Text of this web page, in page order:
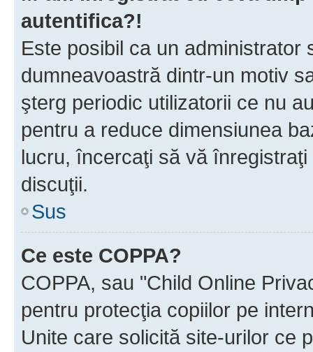
autentifica?!
Este posibil ca un
dumneavoastră dintr-un motiv
şterg periodic utilizatorii ce nu
pentru a reduce dimensiunea
lucru, încercaţi să vă
discuţii.
Sus
Ce este COPPA?
COPPA, sau "Child Online
pentru protecţia copiilor pe
Unite care solicită site-urilor ce